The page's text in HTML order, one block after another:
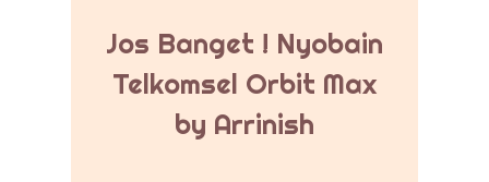
Jos Banget ! Nyobain
Telkomsel Orbit Max
by Arrinish